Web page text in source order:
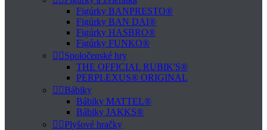
Figúrky BANPRESTO®
Figúrky BAN DAI®
Figúrky HASBRO®
Figúrky FUNKO®
 Spoločenské hry
THE OFFICIAL RUBIK'S®
PERPLEXUS® ORIGINAL
 Bábiky
Bábiky MATTEL®
Bábiky JAKKS®
 Plyšové hračky